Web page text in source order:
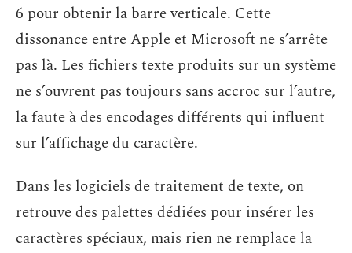
6 pour obtenir la barre verticale. Cette
dissonance entre Apple et Microsoft ne s’arrête
pas là. Les fichiers texte produits sur un système
ne s’ouvrent pas toujours sans accroc sur l’autre,
la faute à des encodages différents qui influent
sur l’affichage du caractère.
Dans les logiciels de traitement de texte, on
retrouve des palettes dédiées pour insérer les
caractères spéciaux, mais rien ne remplace la